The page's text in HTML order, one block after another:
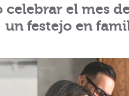
celebrar el mes
un festejo en